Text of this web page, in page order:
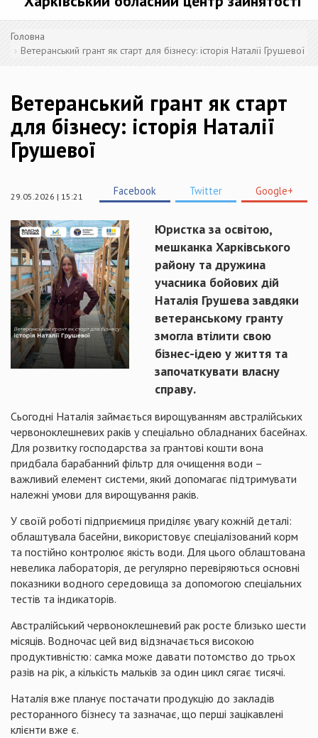
Головна
Ветеранський грант як старт для бізнесу: історія Наталії Грушевої
Ветеранський грант як старт
для бізнесу: історія Наталії
Грушевої
29.05.2026 | 15:21 Facebook Twitter Google+
Юристка за освітою,
мешканка Харківського
району та дружина
учасника бойових дій
Наталія Грушева завдяки
ветеранському гранту
змогла втілити свою
бізнес-ідею у життя та
започаткувати власну
справу.
Сьогодні Наталія займається вирощуванням австралійських
червоноклешневих раків у спеціально обладнаних басейнах.
Для розвитку господарства за грантові кошти вона
придбала барабанний фільтр для очищення води –
важливий елемент системи, який допомагає підтримувати
належні умови для вирощування раків.
У своїй роботі підприємиця приділяє увагу кожній деталі:
облаштувала басейни, використовує спеціалізований корм
та постійно контролює якість води. Для цього облаштована
невелика лабораторія, де регулярно перевіряються основні
показники водного середовища за допомогою спеціальних
тестів та індикаторів.
Австралійський червоноклешневий рак росте близько шести
місяців. Водночас цей вид відзначається високою
продуктивністю: самка може давати потомство до трьох
разів на рік, а кількість мальків за один цикл сягає тисячі.
Наталія вже планує постачати продукцію до закладів
ресторанного бізнесу та зазначає, що перші зацікавлені
клієнти вже є.